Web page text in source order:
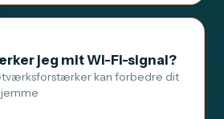
jeg mit Wi-Fi-signal?
kan forbedre dit